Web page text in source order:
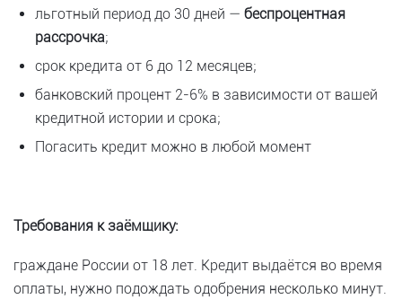
льготный период до 30 дней — беспроцентная
рассрочка;
срок кредита от 6 до 12 месяцев;
банковский процент 2-6% в зависимости от вашей
кредитной истории и срока;
Погасить кредит можно в любой момент
Требования к заёмщику:
граждане России от 18 лет. Кредит выдаётся во время
оплаты, нужно подождать одобрения несколько минут.